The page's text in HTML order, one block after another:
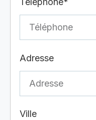
Adresse
Ville